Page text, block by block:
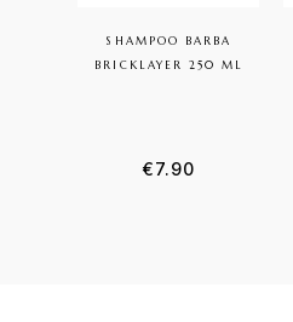
SHAMPOO BARBA
BRICKLAYER 250 ML
€7.90